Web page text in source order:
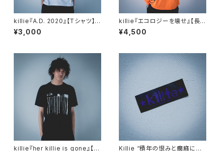
killie『A.D. 2020』【Tシャツ】/
Shirt
¥3,000
killie『エコロジーを壊せ』【長
袖Tシャツ】 / Destroy The E
cology Long Sleeve Shirt
¥4,500
killie『her killie is gone』【T Killie “積年の恨みと癇癪によ